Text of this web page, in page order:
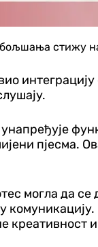
стижу
пјесма.
могла да
креативност